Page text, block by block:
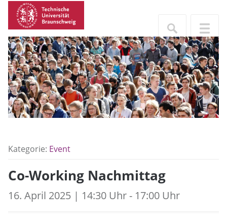
Kategorie: Event
Co-Working Nachmittag
16. April 2025 | 14:30 Uhr - 17:00 Uhr